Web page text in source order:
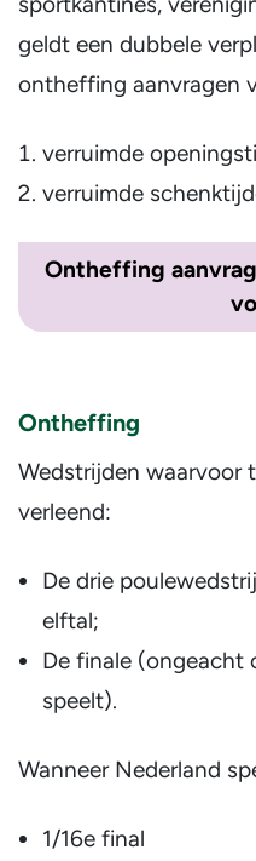
geldt een dubbele
ontheffing aanvragen
verruimde
verruimde
Ontheffing
Ontheffing
Wedstrijden waarvoor
verleend:
De drie
elftal;
De finale (ongeacht
speelt).
Wanneer Nederland
1/16e final